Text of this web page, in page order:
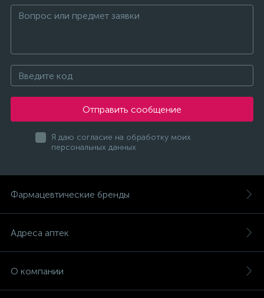
Отправить сообщение
Я даю согласие на обработку моих
персональных данных
Фармацевтические бренды
Адреса аптек
О компании